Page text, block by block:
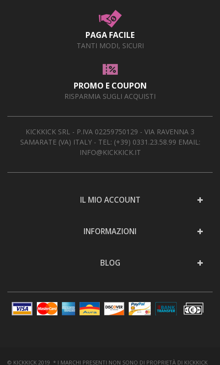
PAGA FACILE
TANTI MODI, SICURI
PROMO E COUPON
RISPARMIA SUGLI ACQUISTI
KICKKICK SRL - P.IVA 02259750129 - VIA RAVENNA 3
SAMARATE (VA) ITALY - TEL: (+39) 0331.23.58.99 EMAIL:
INFO@KICKKICK.IT
IL MIO ACCOUNT
INFORMAZIONI
BLOG
© KICKKICK 2019 * I MARCHI PRESENTI NON SONO DI PROPRIETÀ DI KICKKICK